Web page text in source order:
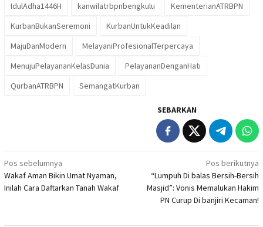
IdulAdha1446H
kanwilatrbpnbengkulu
KementerianATRBPN
KurbanBukanSeremoni
KurbanUntukKeadilan
MajuDanModern
MelayaniProfesionalTerpercaya
MenujuPelayananKelasDunia
PelayananDenganHati
QurbanATRBPN
SemangatKurban
SEBARKAN
Navigasi
pos
Pos sebelumnya
Wakaf Aman Bikin Umat Nyaman,
Inilah Cara Daftarkan Tanah Wakaf
Pos berikutnya
“Lumpuh Di balas Bersih-Bersih
Masjid”: Vonis Memalukan Hakim
PN Curup Di banjiri Kecaman!